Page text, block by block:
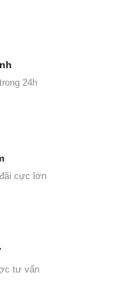
24h
cực lớn
tư vấn